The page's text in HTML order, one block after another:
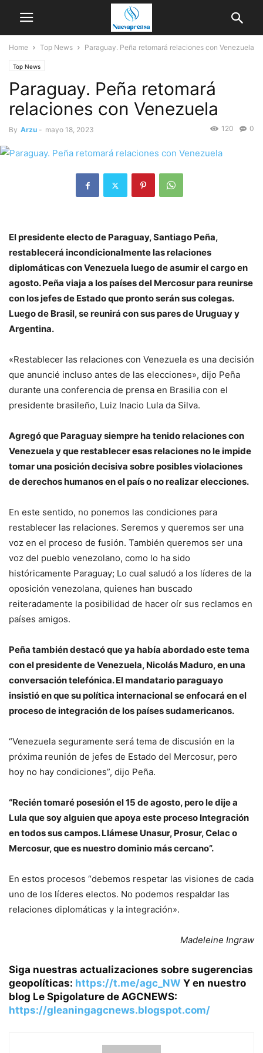
Home Top News Paraguay. Peña retomará relaciones con Venezuela
Top News
Paraguay. Peña retomará
relaciones con Venezuela
By Arzu - mayo 18, 2023 0
120
El presidente electo de Paraguay, Santiago Peña,
restablecerá incondicionalmente las relaciones
diplomáticas con Venezuela luego de asumir el cargo en
agosto. Peña viaja a los países del Mercosur para reunirse
con los jefes de Estado que pronto serán sus colegas.
Luego de Brasil, se reunirá con sus pares de Uruguay y
Argentina.
«Restablecer las relaciones con Venezuela es una decisión
que anuncié incluso antes de las elecciones», dijo Peña
durante una conferencia de prensa en Brasilia con el
presidente brasileño, Luiz Inacio Lula da Silva.
Agregó que Paraguay siempre ha tenido relaciones con
Venezuela y que restablecer esas relaciones no le impide
tomar una posición decisiva sobre posibles violaciones
de derechos humanos en el país o no realizar elecciones.
En este sentido, no ponemos las condiciones para
restablecer las relaciones. Seremos y queremos ser una
voz en el proceso de fusión. También queremos ser una
voz del pueblo venezolano, como lo ha sido
históricamente Paraguay; Lo cual saludó a los líderes de la
oposición venezolana, quienes han buscado
reiteradamente la posibilidad de hacer oír sus reclamos en
países amigos.
Peña también destacó que ya había abordado este tema
con el presidente de Venezuela, Nicolás Maduro, en una
conversación telefónica. El mandatario paraguayo
insistió en que su política internacional se enfocará en el
proceso de integración de los países sudamericanos.
“Venezuela seguramente será tema de discusión en la
próxima reunión de jefes de Estado del Mercosur, pero
hoy no hay condiciones”, dijo Peña.
“Recién tomaré posesión el 15 de agosto, pero le dije a
Lula que soy alguien que apoya este proceso Integración
en todos sus campos. Llámese Unasur, Prosur, Celac o
Mercosur, que es nuestro dominio más cercano”.
En estos procesos “debemos respetar las visiones de cada
uno de los líderes electos. No podemos respaldar las
relaciones diplomáticas y la integración».
Madeleine Ingraw
Siga nuestras actualizaciones sobre sugerencias
geopolíticas: https://t.me/agc_NW Y en nuestro
blog Le Spigolature de AGCNEWS:
https://gleaningagcnews.blogspot.com/